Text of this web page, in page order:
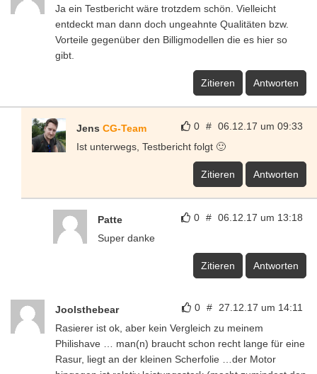
Ja ein Testbericht wäre trotzdem schön. Vielleicht
entdeckt man dann doch ungeahnte Qualitäten bzw.
Vorteile gegenüber den Billigmodellen die es hier so
gibt.
Zitieren Antworten
0 # 06.12.17 um 09:33
Jens CG-Team
Ist unterwegs, Testbericht folgt 🙂
Zitieren Antworten
0 # 06.12.17 um 13:18
Patte
Super danke
Zitieren Antworten
0 # 27.12.17 um 14:11
Joolsthebear
Rasierer ist ok, aber kein Vergleich zu meinem
Philishave … man(n) braucht schon recht lange für eine
Rasur, liegt an der kleinen Scherfolie …der Motor